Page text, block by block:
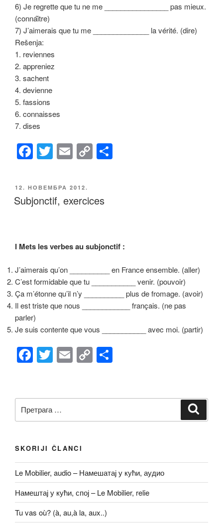
6) Je regrette que tu ne me ________________ pas mieux.
(connaȋtre)
7) J’aimerais que tu me ______________ la vérité. (dire)
Rešenja:
1. reviennes
2. appreniez
3. sachent
4. devienne
5. fassions
6. connaisses
7. dises
F
a
c
e
o
k
T
wi
tt
er
E
m
ail
C
o
y
k
ОБЈАВЉЕНО
12. НОВЕМБРА 2012.
Subjonctif, exercices
I Mets les verbes au subjonctif :
J’aimerais qu’on __________ en France ensemble. (aller)
C’est formidable que tu ___________ venir. (pouvoir)
Ça m’étonne qu’il n’y __________ plus de fromage. (avoir)
Il est triste que nous ____________ français. (ne pas
parler)
Je suis contente que vous ___________ avec moi. (partir)
F
e
b
o
k
T
er
E C
y
Li
e
за:
SKORIJI ČLANCI
Le Mobilier, audio – Намешатај у кући, аудио
Намештај у кући, спој – Le Mobilier, relie
Tu vas où? (à, au,à la, aux..)